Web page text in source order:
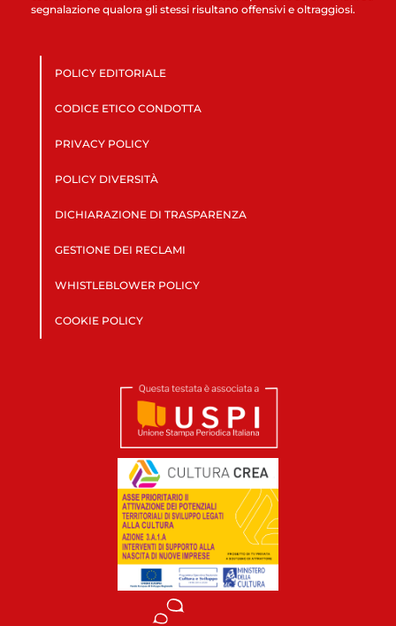
segnalazione qualora gli stessi risultano offensivi e oltraggiosi.
POLICY EDITORIALE
CODICE ETICO CONDOTTA
PRIVACY POLICY
POLICY DIVERSITÀ
DICHIARAZIONE DI TRASPARENZA
GESTIONE DEI RECLAMI
WHISTLEBLOWER POLICY
COOKIE POLICY